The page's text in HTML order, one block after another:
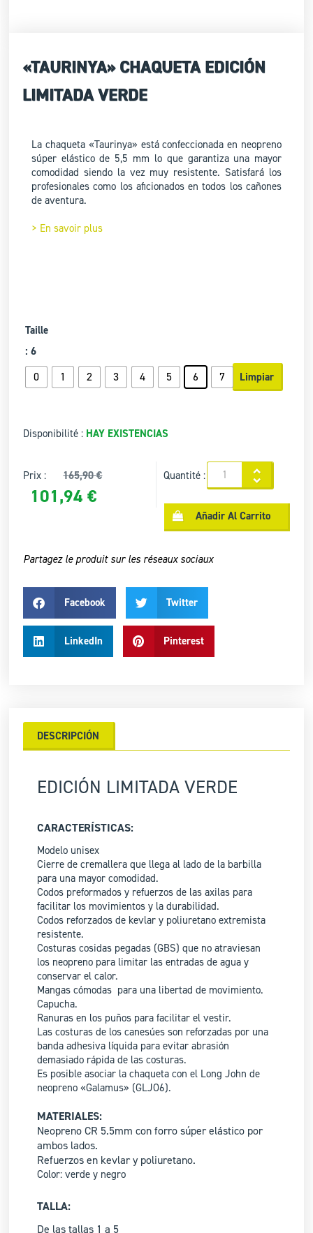
«TAURINYA» CHAQUETA EDICIÓN
LIMITADA VERDE
La chaqueta «Taurinya» está confeccionada en neopreno
súper elástico de 5,5 mm lo que garantiza una mayor
comodidad siendo la vez muy resistente. Satisfará los
profesionales como los aficionados en todos los cañones
de aventura.
> En savoir plus
Taille
: 6
0 1 2 3 4 5 6 7 Limpiar
Disponibilité : HAY EXISTENCIAS
Prix : 165,90€
101,94€
Quantité :
Añadir Al Carrito
Partagez le produit sur les réseaux sociaux
Facebook Twitter
LinkedIn Pinterest
DESCRIPCIÓN
EDICIÓN LIMITADA VERDE
CARACTERÍSTICAS:
Modelo unisex
Cierre de cremallera que llega al lado de la barbilla
para una mayor comodidad.
Codos preformados y refuerzos de las axilas para
facilitar los movimientos y la durabilidad.
Codos reforzados de kevlar y poliuretano extremista
resistente.
Costuras cosidas pegadas (GBS) que no atraviesan
los neopreno para limitar las entradas de agua y
conservar el calor.
Mangas cómodas para una libertad de movimiento.
Capucha.
Ranuras en los puños para facilitar el vestir.
Las costuras de los canesúes son reforzadas por una
banda adhesiva líquida para evitar abrasión
demasiado rápida de las costuras.
Es posible asociar la chaqueta con el Long John de
neopreno «Galamus» (GLJO6).
MATERIALES:
Neopreno CR 5.5mm con forro súper elástico por
ambos lados.
Refuerzos en kevlar y poliuretano.
Color: verde y negro
TALLA:
De las tallas 1 a 5